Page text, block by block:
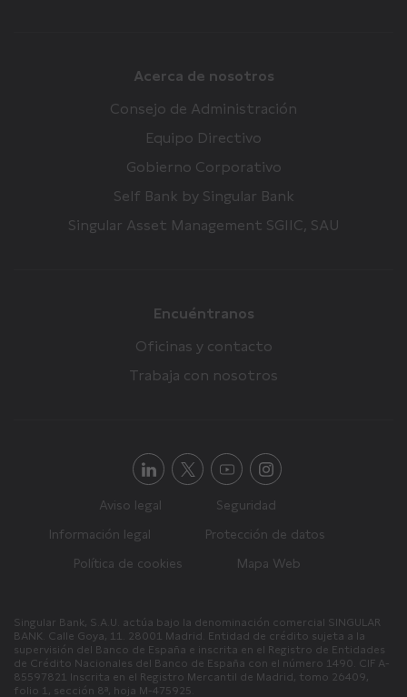
Acerca de nosotros
Consejo de Administración
Equipo Directivo
Gobierno Corporativo
Self Bank by Singular Bank
Singular Asset Management SGIIC, SAU
Encuéntranos
Oficinas y contacto
Trabaja con nosotros
Aviso legal
Seguridad
Información legal
Protección de datos
Política de cookies
Mapa Web
Singular Bank, S.A.U. actúa bajo la denominación comercial SINGULAR
BANK. Calle Goya, 11. 28001 Madrid. Entidad de crédito sujeta a la
supervisión del Banco de España e inscrita en el Registro de Entidades
de Crédito Nacionales del Banco de España con el número 1490. CIF A-
85597821 Inscrita en el Registro Mercantil de Madrid, tomo 26409,
folio 1, sección 8ª, hoja M-475925.